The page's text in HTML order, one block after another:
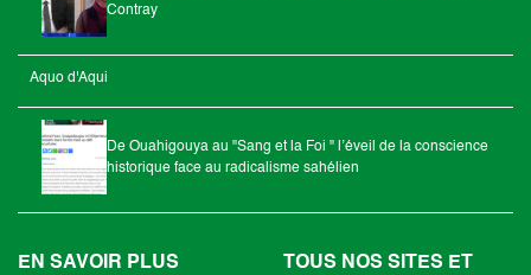
Contray
Aquo d'Aqui
De Ouahigouya au "Sang et la Foi " l’éveil de la conscience
historique face au radicalisme sahélien
EN SAVOIR PLUS
TOUS NOS SITES ET